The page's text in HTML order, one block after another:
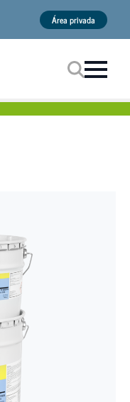
Área privada
Procurar